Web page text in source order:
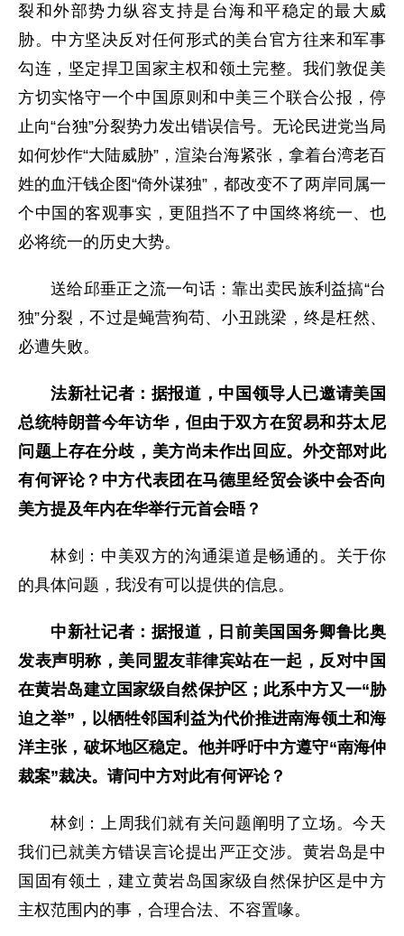
裂和外部势力纵容支持是台海和平稳定的最大威
胁。中方坚决反对任何形式的美台官方往来和军事
勾连，坚定捍卫国家主权和领土完整。我们敦促美
方切实恪守一个中国原则和中美三个联合公报，停
止向“台独”分裂势力发出错误信号。无论民进党当局
如何炒作“大陆威胁”，渲染台海紧张，拿着台湾老百
姓的血汗钱企图“倚外谋独”，都改变不了两岸同属一
个中国的客观事实，更阻挡不了中国终将统一、也
必将统一的历史大势。
送给邱垂正之流一句话：靠出卖民族利益搞“台
独”分裂，不过是蝇营狗苟、小丑跳梁，终是枉然、
必遭失败。
法新社记者：据报道，中国领导人已邀请美国
总统特朗普今年访华，但由于双方在贸易和芬太尼
问题上存在分歧，美方尚未作出回应。外交部对此
有何评论？中方代表团在马德里经贸会谈中会否向
美方提及年内在华举行元首会晤？
林剑：中美双方的沟通渠道是畅通的。关于你
的具体问题，我没有可以提供的信息。
中新社记者：据报道，日前美国国务卿鲁比奥
发表声明称，美同盟友菲律宾站在一起，反对中国
在黄岩岛建立国家级自然保护区；此系中方又一“胁
迫之举”，以牺牲邻国利益为代价推进南海领土和海
洋主张，破坏地区稳定。他并呼吁中方遵守“南海仲
裁案”裁决。请问中方对此有何评论？
林剑：上周我们就有关问题阐明了立场。今天
我们已就美方错误言论提出严正交涉。黄岩岛是中
国固有领土，建立黄岩岛国家级自然保护区是中方
主权范围内的事，合理合法、不容置喙。